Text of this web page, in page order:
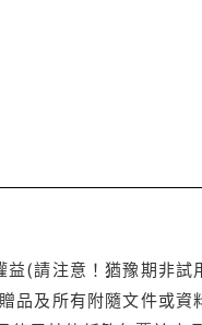
(請注意！猶豫期非
品及所有附隨文件或資